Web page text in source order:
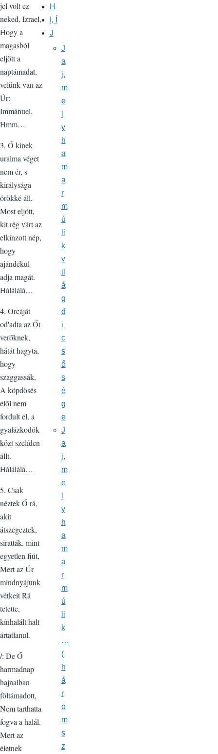
jel volt ez
neked, Izrael,
Hogy a
magasból
eljött a
naptámadat,
velünk van az
Úr:
Immánuel.
Hmm…
3. Ő kinek
uralma véget
nem ér, s
királysága
örökké áll.
Most eljött,
kit rég várt az
elkínzott nép,
hogy
ajándékul
adja magát.
Hálálálá…
4. Orcáját
od'adta az Őt
verőknek,
hátát hagyta,
hogy
szaggassák,
A köpdösés
elől nem
fordult el, a
gyalázkodók
közt szelíden
állt.
Hálálálá…
5. Csak
néztek Ő rá,
akit
átszegeztek,
siratták, mint
egyetlen fiút,
Mert az Úr
mindnyájunk
vétkeit Rá
tetette,
kínhalált halt
ártatlanul.
/: De Ő
harmadnap
hajnalban
föltámadott,
Nem tarthatta
fogva a halál.
Mert az
életnek
H
I, Í
J
J
a
j,
m
e
y
h
a
m
a
r
m
ú
li
k
v
il
á
g
d
i
c
s
ő
s
é
g
e
J
a
j,
m
e
y
h
a
m
a
r
m
ú
li
k
…
(
h
á
r
o
m
s
z